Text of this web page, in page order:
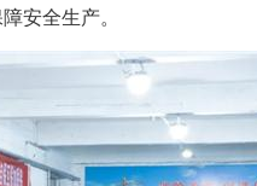
安全生产。